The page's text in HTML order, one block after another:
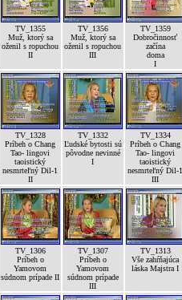
TV_1355
Muž, ktorý sa
oženil s ropuchou
II
TV_1356
Muž, ktorý sa
oženil s ropuchou
III
TV_1359
Dobročinnosť
začína
doma
I
TV_1328
Príbeh o Chang
Tao- lingovi
taoistický
nesmrteľný Dil-1
II
TV_1332
Ľudské bytosti sú
pôvodne nevinné
I
TV_1334
Príbeh o Chang
Tao- lingovi
taoistický
nesmrteľný Dil-1
III
TV_1306
Príbeh o
Yamovom
súdnom prípade II
TV_1307
Príbeh o
Yamovom
súdnom prípade
III
TV_1313
Vše zahŕňajúca
láska Majstra I